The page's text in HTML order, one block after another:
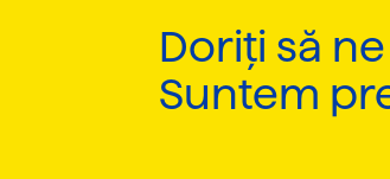
Doriți să
Suntem